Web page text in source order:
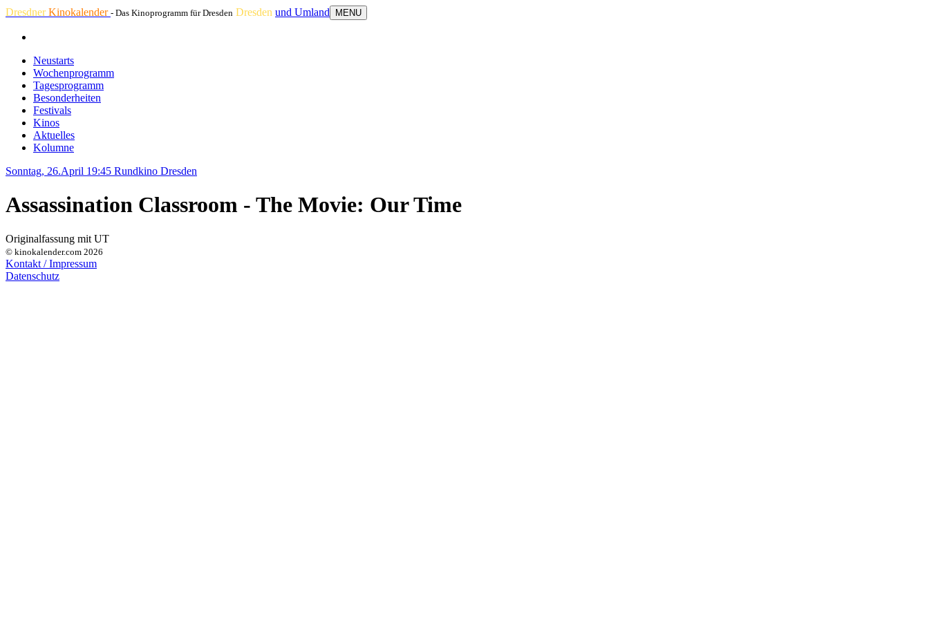
DresdnerKinokalender - Das Kinoprogramm für Dresden Dresden und Umland MENU
Neustarts
Wochenprogramm
Tagesprogramm
Besonderheiten
Festivals
Kinos
Aktuelles
Kolumne
Sonntag, 26.April 19:45 Rundkino Dresden
Assassination Classroom - The Movie: Our Time
Originalfassung mit UT
© kinokalender.com 2026
Kontakt / Impressum
Datenschutz